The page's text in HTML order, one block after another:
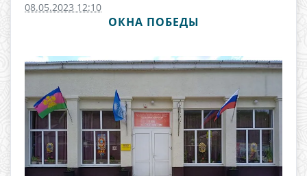
08.05.2023 12:10
ОКНА ПОБЕДЫ